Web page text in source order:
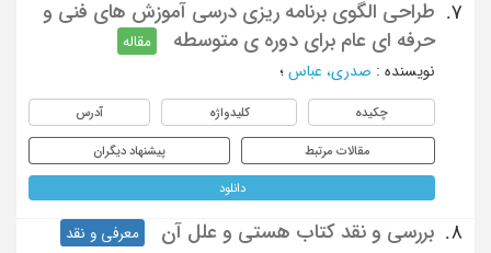
7.
طراحی الگوی برنامه ریزی درسی آموزش های فنی و
حرفه ای عام برای دوره ی متوسطه
مقاله
نویسنده : صدری، عباس ؛
چکیده کلیدواژه آدرس
مقالات مرتبط پیشنهاد دیگران
دانلود
8. بررسی و نقد کتاب هستی و علل آن
معرفی و نقد